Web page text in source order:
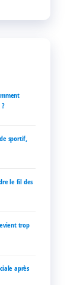
sportif,
le fil des
trop
après